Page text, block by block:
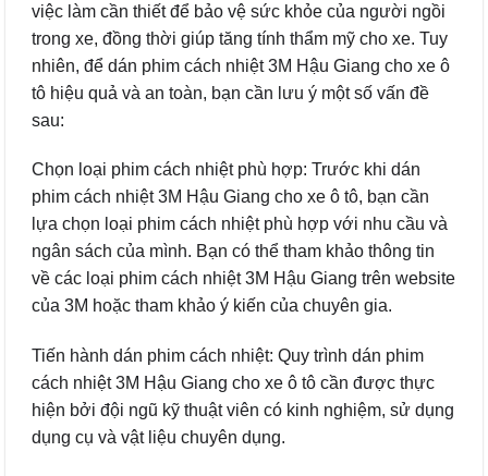
việc làm cần thiết để bảo vệ sức khỏe của người ngồi
trong xe, đồng thời giúp tăng tính thẩm mỹ cho xe. Tuy
nhiên, để dán phim cách nhiệt 3M Hậu Giang cho xe ô
tô hiệu quả và an toàn, bạn cần lưu ý một số vấn đề
sau:
Chọn loại phim cách nhiệt phù hợp: Trước khi dán
phim cách nhiệt 3M Hậu Giang cho xe ô tô, bạn cần
lựa chọn loại phim cách nhiệt phù hợp với nhu cầu và
ngân sách của mình. Bạn có thể tham khảo thông tin
về các loại phim cách nhiệt 3M Hậu Giang trên website
của 3M hoặc tham khảo ý kiến của chuyên gia.
Tiến hành dán phim cách nhiệt: Quy trình dán phim
cách nhiệt 3M Hậu Giang cho xe ô tô cần được thực
hiện bởi đội ngũ kỹ thuật viên có kinh nghiệm, sử dụng
dụng cụ và vật liệu chuyên dụng.